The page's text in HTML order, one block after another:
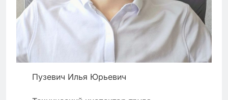
Пузевич Илья Юрьевич